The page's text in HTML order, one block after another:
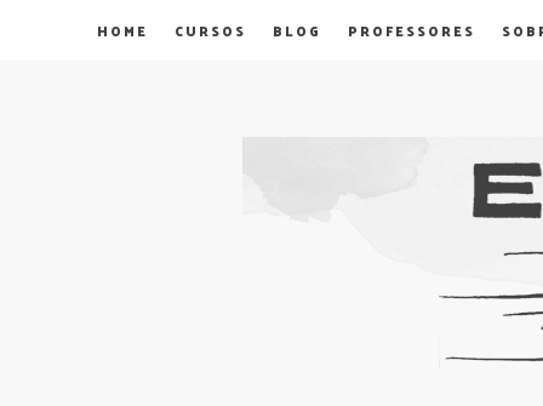
HOME CURSOS BLOG PROFESSORES